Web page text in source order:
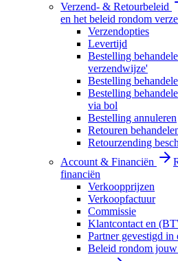
Verzend- & Retourbeleid
en het beleid rondom
Verzendopties
Levertijd
Bestelling
verzendwijze'
Bestelling
Bestelling
via bol
Bestelling annuleren
Retouren
Retourzending
Account & Financiën
financiën
Verkoopprijzen
Verkoopfactuur
Commissie
Klantcontact en
Partner gevestigd in
Beleid rondom